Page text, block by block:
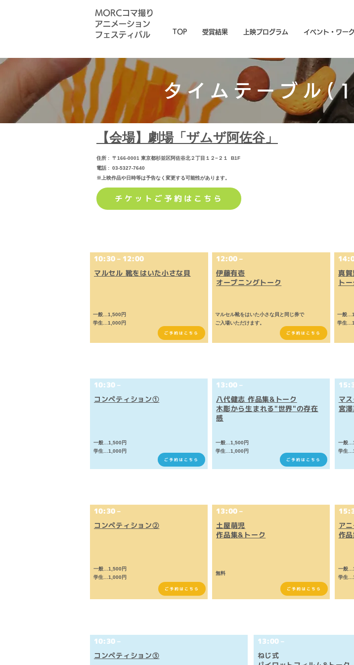
MORCコマ撮り
アニメーション
フェスティバル
TOP 受賞結果 上映プログラム イベント・ワー
タイムテーブ
【会場】劇場「ザムザ阿佐谷」
住所 : 〒166-0001 東京都杉並区阿佐谷北２丁目１２−２１ B1F
電話 : 03-5327-7640
※上映作品や日時等は予告なく 変更する可能性があります。
チケットご予約はこちら
10:30 – 12:00
マルセル 靴をはいた小さな貝
一般…1,500円
学生…1,000円
ご予約はこちら
12:00 –
伊藤有壱
オープニングトーク
​マルセル靴をはいた小さな貝と同じ券で
ご入場いただけます。
ご予約はこちら
真
ト
一般
学生
10:30 –
コンペティション①
一般…1,500円
学生…1,000円
ご予約はこちら
13:00 –
八代健志 作品集&トーク
木彫から生まれる"世界"の存在
感
一般…1,500円
学生…1,000円
ご予約はこちら
マ
宮
一般
学生
10:30 –
コンペティション②
一般…1,500円
学生…1,000円
ご予約はこちら
13:00 –
土屋萌児
作品集&トーク
​無料
ご予約はこちら
ア
作
一般
学生
10:30 –
コンペティション③
13:00 –
ねじ式